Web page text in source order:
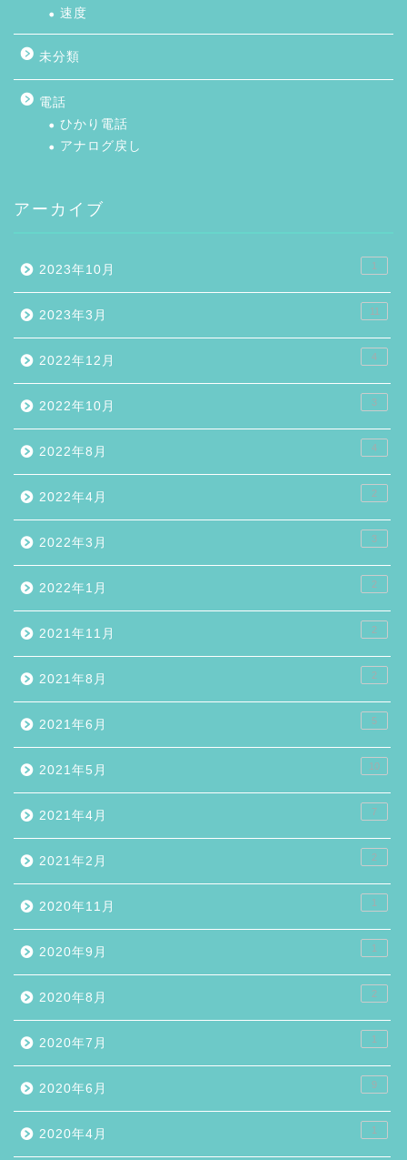
速度
未分類
電話
ひかり電話
アナログ戻し
アーカイブ
2023年10月 1
2023年3月 11
2022年12月 4
2022年10月 3
2022年8月 4
2022年4月 2
2022年3月 3
2022年1月 2
2021年11月 2
2021年8月 2
2021年6月 5
2021年5月 10
2021年4月 7
2021年2月 2
2020年11月 1
2020年9月 1
2020年8月 2
2020年7月 1
2020年6月 9
2020年4月 1